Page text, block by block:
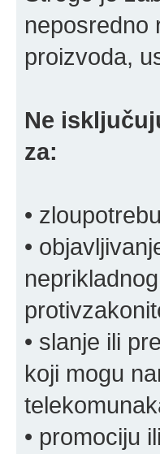
neposredno
proizvoda,
Ne
za:
•
•
• slanje ili
koji mogu
• promociju